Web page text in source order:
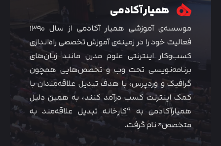
همیار آکادمی
موسسه‌ی آموزشی همیار آکادمی از سال ۱۳۹۰
فعالیت خود را در زمینه‌ی آموزش تخصصی راه‌اندازی
کسب‌و‌کار اینترنتی علوم مدرن مانند زبان‌های
برنامه‌نویسی تحت وب و تخصص‌هایی همچون
گرافیک و وردپرس، با هدف تبدیل علاقه‌مندان با
کمک اینترنت کسب درآمد کنند، به همین دلیل
همیارآکادمی به “کارخانه تبدیل علاقه‌مند به
متخصص” نام گرفت.
متوجه شدم